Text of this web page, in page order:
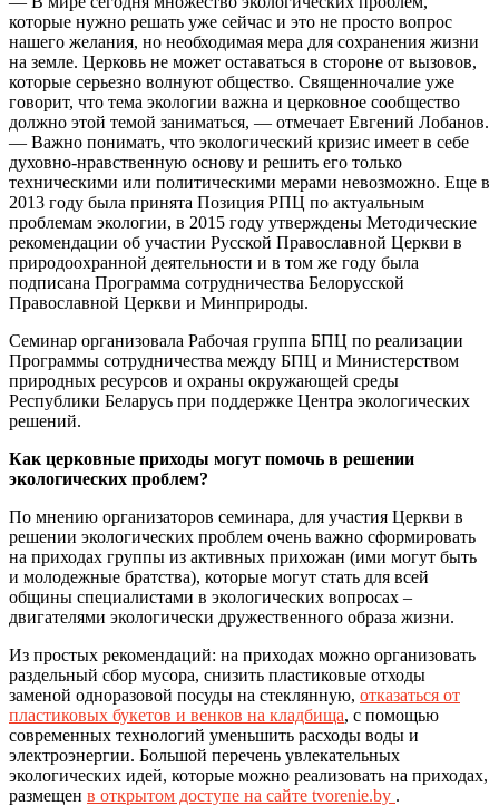
которые нужно решать уже сейчас и это не просто вопрос
нашего желания, но необходимая мера для сохранения жизни
на земле. Церковь не может оставаться в стороне от вызовов,
которые серьезно волнуют общество. Священночалие уже
говорит, что тема экологии важна и церковное сообщество
должно этой темой заниматься, — отмечает Евгений Лобанов.
— Важно понимать, что экологический кризис имеет в себе
духовно-нравственную основу и решить его только
техническими или политическими мерами невозможно. Еще в
2013 году была принята Позиция РПЦ по актуальным
проблемам экологии, в 2015 году утверждены Методические
рекомендации об участии Русской Православной Церкви в
природоохранной деятельности и в том же году была
подписана Программа сотрудничества Белорусской
Православной Церкви и Минприроды.
Семинар организовала Рабочая группа БПЦ по реализации
Программы сотрудничества между БПЦ и Министерством
природных ресурсов и охраны окружающей среды
Республики Беларусь при поддержке Центра экологических
решений.
Как церковные приходы могут помочь в решении
экологических проблем?
По мнению организаторов семинара, для участия Церкви в
решении экологических проблем очень важно сформировать
на приходах группы из активных прихожан (ими могут быть
и молодежные братства), которые могут стать для всей
общины специалистами в экологических вопросах –
двигателями экологически дружественного образа жизни.
Из простых рекомендаций: на приходах можно организовать
раздельный сбор мусора, снизить пластиковые отходы
заменой одноразовой посуды на стеклянную, отказаться от
пластиковых букетов и венков на кладбища, с помощью
современных технологий уменьшить расходы воды и
электроэнергии. Большой перечень увлекательных
экологических идей, которые можно реализовать на приходах,
размещен в открытом доступе на сайте tvorenie.by .